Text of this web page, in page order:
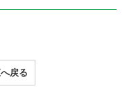
戻る